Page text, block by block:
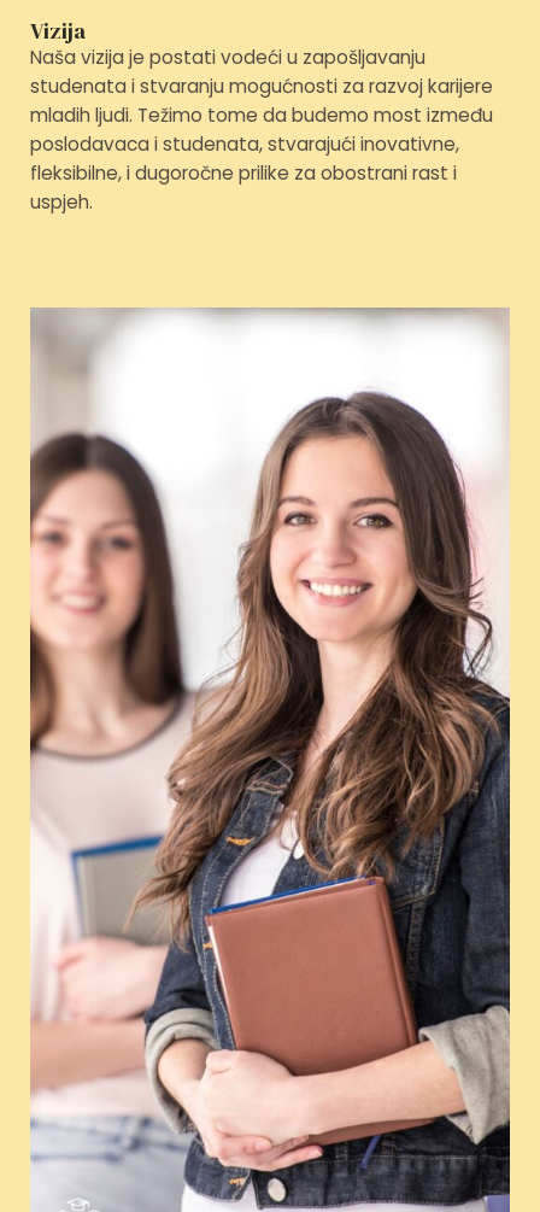
Vizija
Naša vizija je postati vodeći u zapošljavanju
studenata i stvaranju mogućnosti za razvoj karijere
mladih ljudi. Težimo tome da budemo most između
poslodavaca i studenata, stvarajući inovativne,
fleksibilne, i dugoročne prilike za obostrani rast i
uspjeh.
Zašto odabrati Studentski
Servis Job-BA?